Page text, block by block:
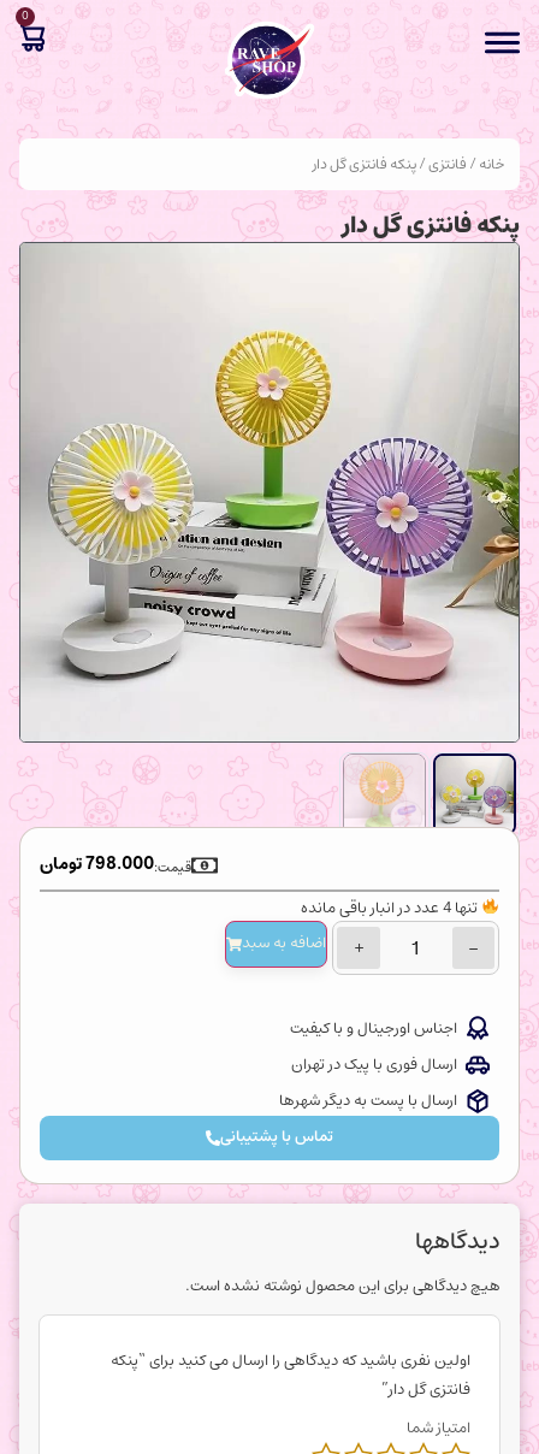
0
خانه/فانتزی/ پنکه فانتزی گل دار
پنکه فانتزی گل دار
798.000تومان قیمت:
تنها 4 عدد در انبار باقی مانده
−
+ اضافه‌ به سبد
اجناس اورجینال و با کیفیت
ارسال فوری با پیک در تهران
ارسال با پست به دیگر شهرها
تماس با پشتیبانی
دیدگاهها
هیچ دیدگاهی برای این محصول نوشته نشده است.
اولین نفری باشید که دیدگاهی را ارسال می کنید برای “پنکه
فانتزی گل دار”
امتیاز شما